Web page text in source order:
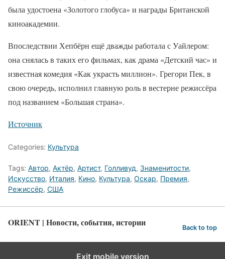
была удостоена «Золотого глобуса» и награды Британской
киноакадемии.
Впоследствии Хепбёрн ещё дважды работала с Уайлером:
она снялась в таких его фильмах, как драма «Детский час» и
известная комедия «Как украсть миллион». Грегори Пек, в
свою очередь, исполнил главную роль в вестерне режиссёра
под названием «Большая страна».
Источник
Categories: Культура
Tags: Автор, Актёр, Артист, Голливуд, Знаменитости,
Искусство, Италия, Кино, Культура, Оскар, Премия,
Режиссёр, США
ORIENT | Новости, события, истории Back to top
Exit mobile version